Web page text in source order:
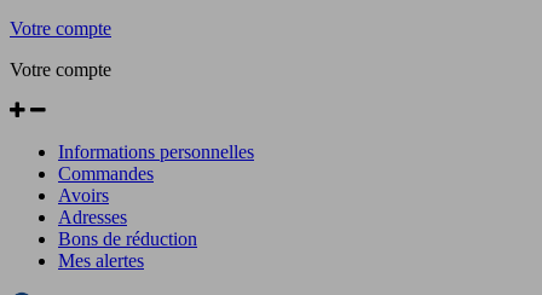
Votre compte
Votre compte
Informations personnelles
Commandes
Avoirs
Adresses
Bons de réduction
Mes alertes